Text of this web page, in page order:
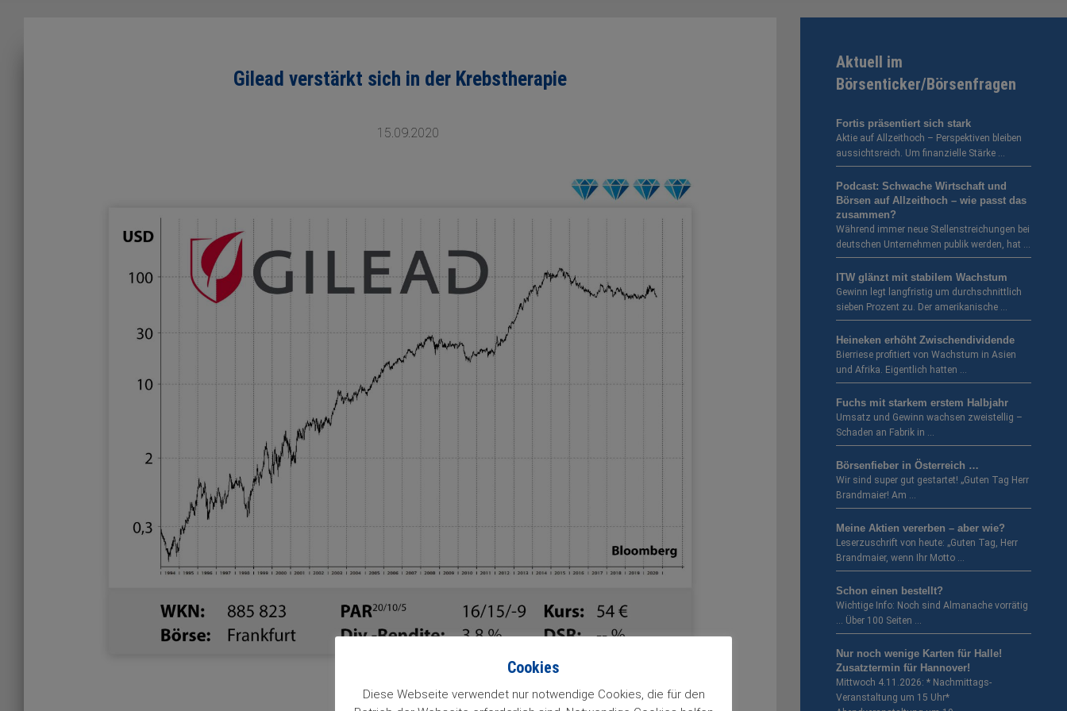
Gilead verstärkt sich in der Krebstherapie
15.09.2020
Aktuell im
Börsenticker/Börsenfragen
Fortis präsentiert sich stark
Aktie auf Allzeithoch – Perspektiven bleiben
aussichtsreich. Um finanzielle Stärke …
Podcast: Schwache Wirtschaft und
Börsen auf Allzeithoch – wie passt das
zusammen?
Während immer neue Stellenstreichungen bei
deutschen Unternehmen publik werden, hat …
ITW glänzt mit stabilem Wachstum
Gewinn legt langfristig um durchschnittlich
sieben Prozent zu. Der amerikanische …
Heineken erhöht Zwischendividende
Bierriese profitiert von Wachstum in Asien
und Afrika. Eigentlich hatten …
Fuchs mit starkem erstem Halbjahr
Umsatz und Gewinn wachsen zweistellig –
Schaden an Fabrik in …
Börsenfieber in Österreich …
Wir sind super gut gestartet! „Guten Tag Herr
Brandmaier! Am …
Meine Aktien vererben – aber wie?
Leserzuschrift von heute: „Guten Tag, Herr
Brandmaier, wenn Ihr Motto …
Schon einen bestellt?
Wichtige Info: Noch sind Almanache vorrätig
… Über 100 Seiten …
Nur noch wenige Karten für Halle!
Zusatztermin für Hannover!
Mittwoch 4.11.2026: * Nachmittags-
Veranstaltung um 15 Uhr*
Cookies
Diese Webseite verwendet nur notwendige Cookies, die für den